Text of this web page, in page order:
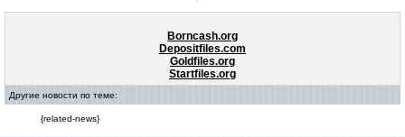
Borncash.org
Depositfiles.com
Goldfiles.org
Startfiles.org
Другие новости по теме:
{related-news}